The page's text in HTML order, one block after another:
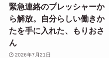
緊急連絡のプレッシャーか
ら解放。自分らしい働きか
たを手に入れた、もりおさ
ん
2026年7月21日